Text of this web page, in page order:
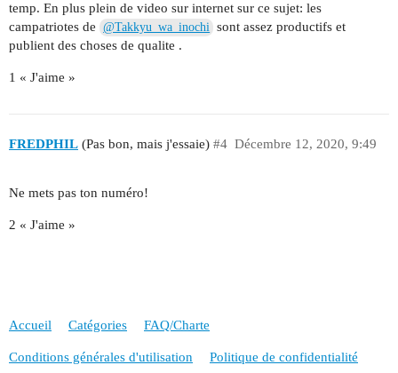
temp. En plus plein de video sur internet sur ce sujet: les
campatriotes de
@Takkyu_wa_inochi sont assez productifs et
publient des choses de qualite .
1 « J'aime »
FREDPHIL (Pas bon, mais j'essaie) Décembre 12, 2020, 9:49
#4
Ne mets pas ton numéro!
2 « J'aime »
Accueil Catégories FAQ/Charte
Conditions générales d'utilisation Politique de confidentialité